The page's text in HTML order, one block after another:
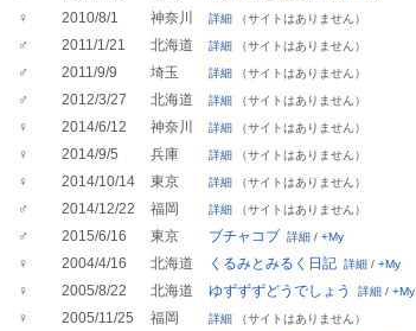
♀ 2010/8/1 神奈川 詳細 （サイトはありません）
♂ 2011/1/21 北海道 詳細 （サイトはありません）
♂ 2011/9/9 埼玉 詳細 （サイトはありません）
♂ 2012/3/27 北海道 詳細 （サイトはありません）
♀ 2014/6/12 神奈川 詳細 （サイトはありません）
♀ 2014/9/5 兵庫 詳細 （サイトはありません）
♀ 2014/10/14 東京 詳細 （サイトはありません）
♂ 2014/12/22 福岡 詳細 （サイトはありません）
♂ 2015/6/16 東京 ブチャコブ 詳細 / +My
♀ 2004/4/16 北海道 くるみとみるく日記 詳細 / +My
♀ 2005/8/22 北海道 ゆずずずどうでしょう 詳細 / +My
♀ 2005/11/25 福岡 詳細 （サイトはありません）